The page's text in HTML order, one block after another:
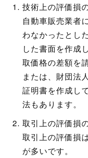
技術上の評価損
自動車販売業者
わなかったとし
した書面を作成
取価格の差額を
または、財団法
証明書を作成し
法もあります。
取引上の評価損
取引上の評価損
が多いです。